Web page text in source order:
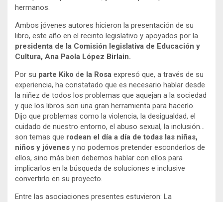
hermanos.
Ambos jóvenes autores hicieron la presentación de su
libro, este año en el recinto legislativo y apoyados por la
presidenta de la Comisión legislativa de Educación y
Cultura, Ana Paola López Birlain.
Por su parte Kiko de la Rosa expresó que, a través de su
experiencia, ha constatado que es necesario hablar desde
la niñez de todos los problemas que aquejan a la sociedad
y que los libros son una gran herramienta para hacerlo.
Dijo que problemas como la violencia, la desigualdad, el
cuidado de nuestro entorno, el abuso sexual, la inclusión…
son temas que rodean el día a día de todas las niñas,
niños y jóvenes y no podemos pretender esconderlos de
ellos, sino más bien debemos hablar con ellos para
implicarlos en la búsqueda de soluciones e inclusive
convertirlo en su proyecto.
Entre las asociaciones presentes estuvieron: La